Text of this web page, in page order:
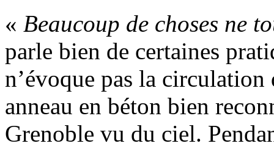
« Beaucoup de choses ne
parle bien de certaines
n’évoque pas la circulation
anneau en béton bien
Grenoble vu du ciel.